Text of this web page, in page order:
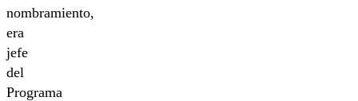
nombramiento,
era
jefe
del
Programa